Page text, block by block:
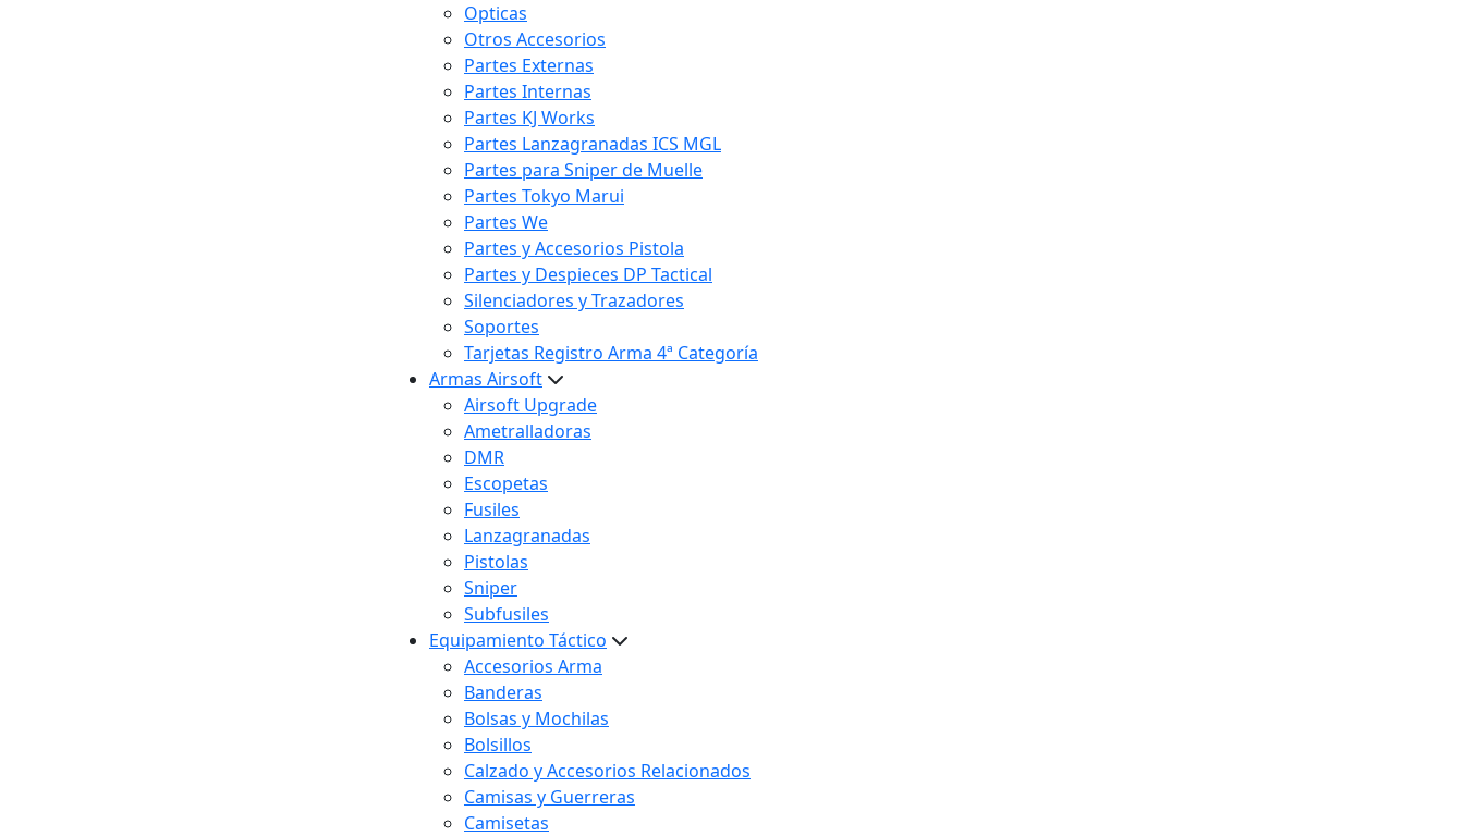
Opticas
Otros Accesorios
Partes Externas
Partes Internas
Partes KJ Works
Partes Lanzagranadas ICS MGL
Partes para Sniper de Muelle
Partes Tokyo Marui
Partes We
Partes y Accesorios Pistola
Partes y Despieces DP Tactical
Silenciadores y Trazadores
Soportes
Tarjetas Registro Arma 4ª Categoría
Armas Airsoft
Airsoft Upgrade
Ametralladoras
DMR
Escopetas
Fusiles
Lanzagranadas
Pistolas
Sniper
Subfusiles
Equipamiento Táctico
Accesorios Arma
Banderas
Bolsas y Mochilas
Bolsillos
Calzado y Accesorios Relacionados
Camisas y Guerreras
Camisetas